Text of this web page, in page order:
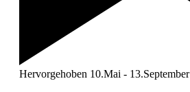
Hervorgehoben 10.Mai - 13.September